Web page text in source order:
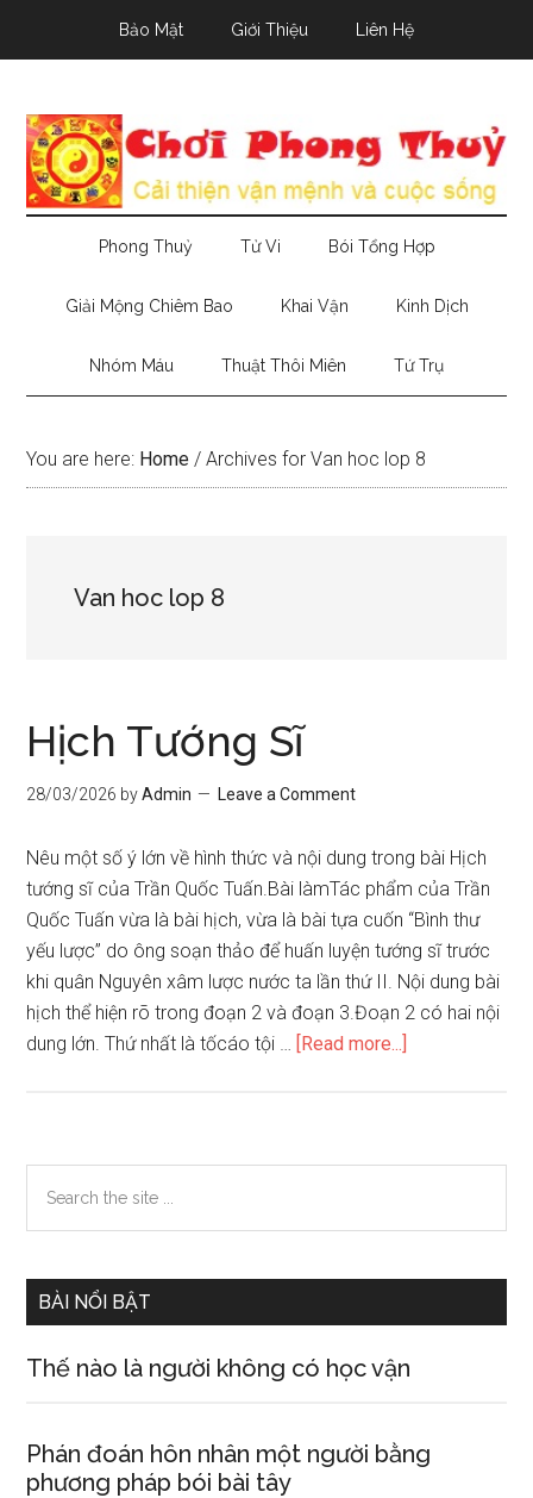
Bảo Mật Giới Thiệu Liên Hệ
Phong Thuỷ Tử Vi Bói Tổng Hợp
Giải Mộng Chiêm Bao Khai Vận Kinh Dịch
Nhóm Máu Thuật Thôi Miên Tứ Trụ
You are here: Home / Archives for Van hoc lop 8
Van hoc lop 8
Hịch Tướng Sĩ
28/03/2026 byAdmin Leave a Comment
Nêu một số ý lớn về hình thức và nội dung trong bài Hịch
tướng sĩ của Trần Quốc Tuấn.Bài làmTác phẩm của Trần
Quốc Tuấn vừa là bài hịch, vừa là bài tựa cuốn “Bình thư
yếu lược” do ông soạn thảo để huấn luyện tướng sĩ trước
khi quân Nguyên xâm lược nước ta lần thứ II. Nội dung bài
hịch thể hiện rõ trong đoạn 2 và đoạn 3.Đoạn 2 có hai nội
dung lớn. Thứ nhất là tốcáo tội … [Read more...]
Primary
Sidebar
the
BÀI NỔI BẬT
Thế nào là người không có học vận
Phán đoán hôn nhân một người bằng
phương pháp bói bài tây